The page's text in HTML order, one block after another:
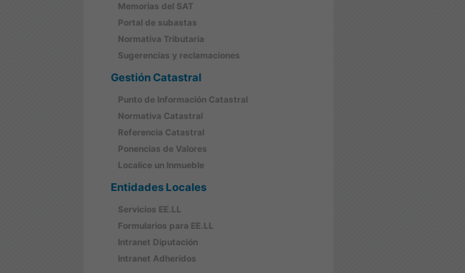
Memorias del SAT
Portal de subastas
Normativa Tributaria
Sugerencias y reclamaciones
Gestión Catastral
Punto de Información Catastral
Normativa Catastral
Referencia Catastral
Ponencias de Valores
Localice un Inmueble
Entidades Locales
Servicios EE.LL
Formularios para EE.LL
Intranet Diputación
Intranet Adheridos